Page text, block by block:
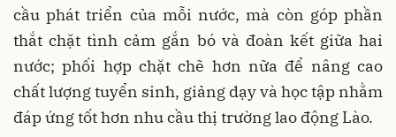
cầu phát triển của mỗi nước, mà còn góp phần
thắt chặt tình cảm gắn bó và đoàn kết giữa hai
nước; phối hợp chặt chẽ hơn nữa để nâng cao
chất lượng tuyển sinh, giảng dạy và học tập nhằm
đáp ứng tốt hơn nhu cầu thị trường lao động Lào.